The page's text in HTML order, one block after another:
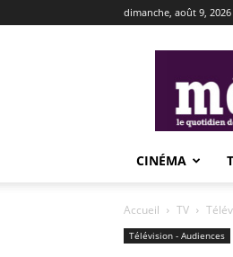
dimanche, août 9, 2026
CINÉMA
Accueil TV
Télévision - Audiences